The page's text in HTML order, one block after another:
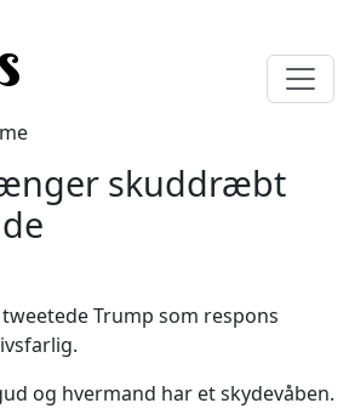
skuddræbt
tweetede Trump som respons
og hvermand har et skydevåben.